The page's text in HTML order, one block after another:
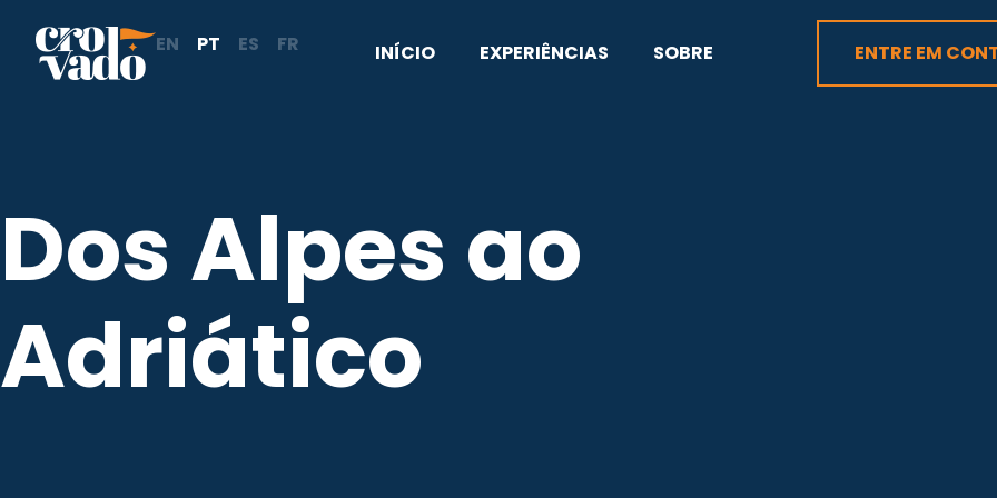
content
EN PT ES FR INÍCIO EXPERIÊNCIAS SOBRE ENTRE EM
Dos Alpes ao
Adriático